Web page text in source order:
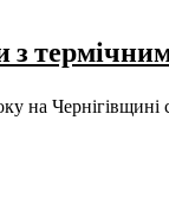
на